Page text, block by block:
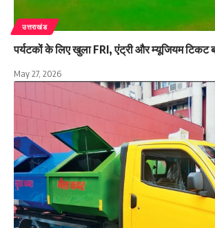
उत्तराखंड
पर्यटकों के लिए खुला FRI, एंट्री और म्यूजियम टिकट
May 27, 2026